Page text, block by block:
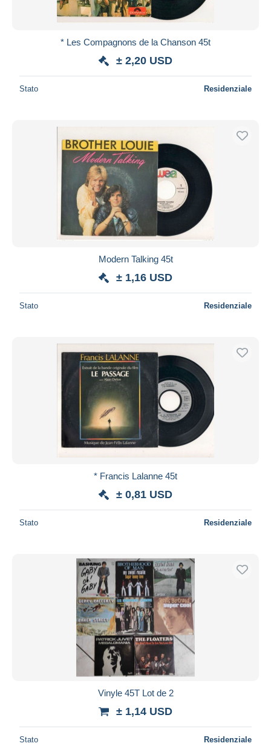
* Les Compagnons de la Chanson 45t
± 2,20 USD
Stato Residenziale
Modern Talking 45t
± 1,16 USD
Stato Residenziale
* Francis Lalanne 45t
± 0,81 USD
Stato Residenziale
Vinyle 45T Lot de 2
± 1,14 USD
Stato Residenziale